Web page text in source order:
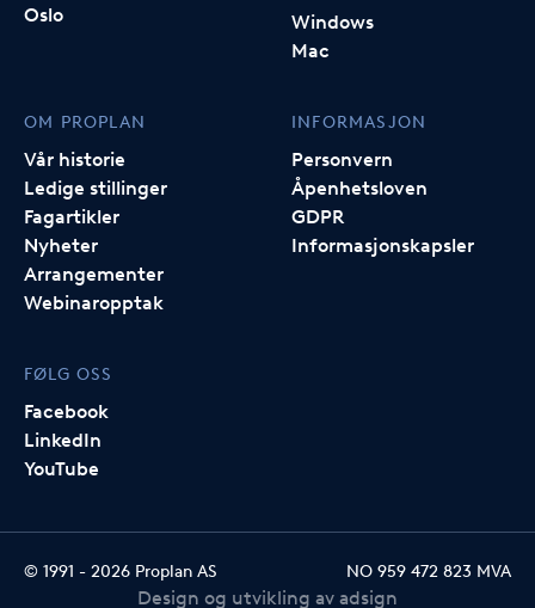
Oslo
Windows
Mac
OM PROPLAN
Vår historie
Ledige stillinger
Fagartikler
Nyheter
Arrangementer
Webinaropptak
INFORMASJON
Personvern
Åpenhetsloven
GDPR
Informasjonskapsler
FØLG OSS
Facebook
LinkedIn
YouTube
© 1991 - 2026 Proplan AS NO 959 472 823 MVA
Design og utvikling av adsign